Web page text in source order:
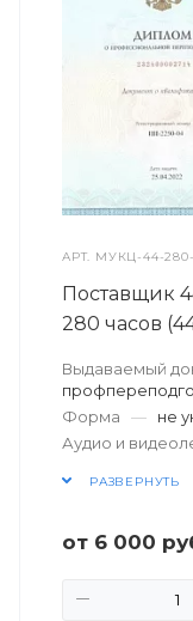
АРТ. МУКЦ-44-
Поставщик
280 часов
Выдаваемый
Форма
—
не
Аудио и
РАЗВЕРНУТЬ
от 6 000